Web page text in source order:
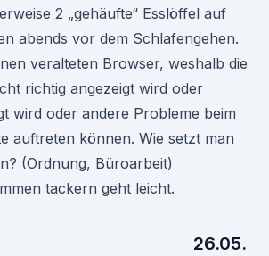
2 „gehäufte“ Esslöffel auf
abends vor dem Schlafengehen.
veralteten Browser, weshalb die
richtig angezeigt wird oder
wird oder andere Probleme beim
auftreten können. Wie setzt man
(Ordnung, Büroarbeit)
tackern geht leicht.
26.05.